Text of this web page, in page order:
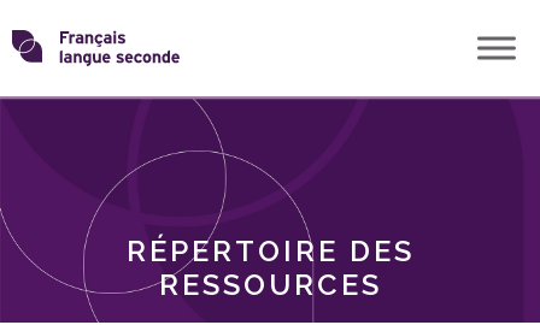
Skip
toTransformons
langue
RÉPERTOIRE DES
RESSOURCES
THÈMES